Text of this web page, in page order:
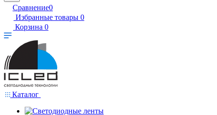
Сравнение0
Избранные товары 0
Корзина 0
Каталог